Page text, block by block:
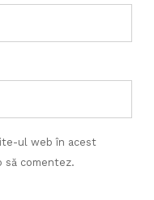
ul web în acest
să comentez.